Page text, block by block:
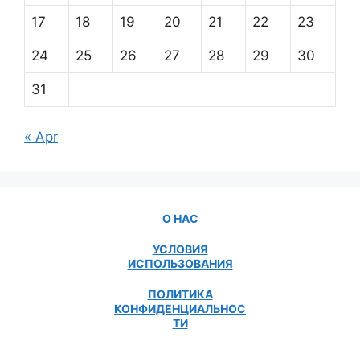
17 18 19 20 21 22 23
24 25 26 27 28 29 30
31
« Apr
О НАС
УСЛОВИЯ
ИСПОЛЬЗОВАНИЯ
ПОЛИТИКА
КОНФИДЕНЦИАЛЬНОС
ТИ